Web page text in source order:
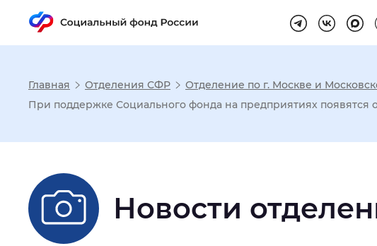
Настройка режима
Шрифт: Без засечек С засечками
Главная Отделения СФР Отделение по г. Москве и
При поддержке Социального фонда на предприятиях появятся
Новости